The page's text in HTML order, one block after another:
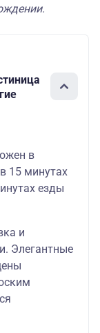
в
15 минутах
езды
и
Элегантные